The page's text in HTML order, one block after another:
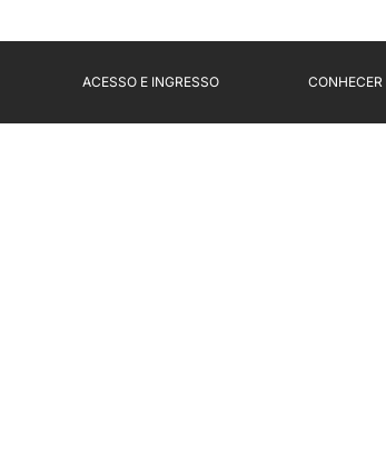
ACESSO E INGRESSO CONHECER